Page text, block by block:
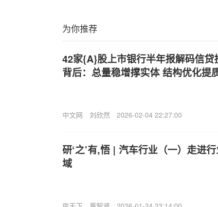
为你推荐
42家{A}股上市银行半年报解码信
背后：总量稳增撑实体 结构优化提
中文网 刘欣然 2026-02-04 22:27:00
研‘之’有,悟 | 汽车行业（一）走进
域